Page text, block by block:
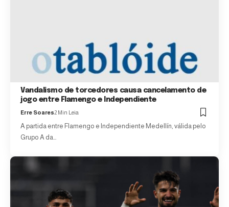
Vandalismo de torcedores causa cancelamento de
jogo entre Flamengo e Independiente
Erre Soares2 Min Leia
A partida entre Flamengo e Independiente Medellín, válida pelo
Grupo A da…